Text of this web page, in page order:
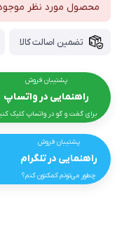
محصول مورد نظر
تضمین اصالت کالا
پشتیبان فروش
راهنمایی در واتساپ
برای گفت و گو در واتساپ کلیک
پشتیبان فروش
راهنمایی در تلگرام
چطور می‌تونم کمکتون کنم؟